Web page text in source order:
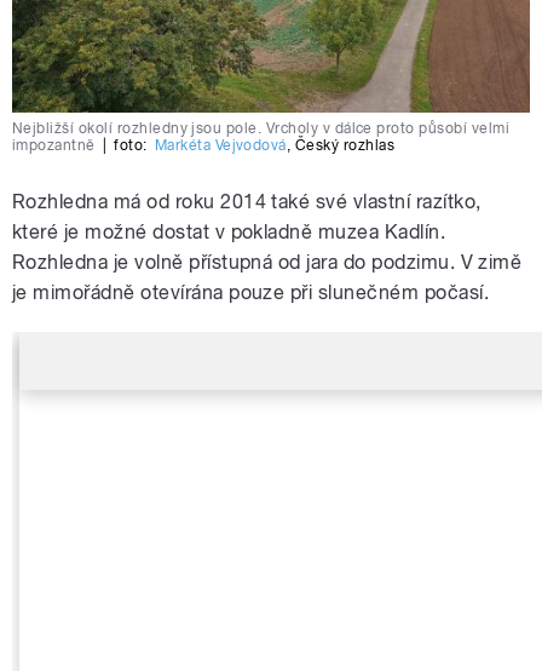
Nejbližší okolí rozhledny jsou pole. Vrcholy v dálce proto působí velmi
impozantně
foto: Markéta Vejvodová Český rozhlas
Rozhledna má od roku 2014 také své vlastní razítko,
které je možné dostat v pokladně muzea Kadlín.
Rozhledna je volně přístupná od jara do podzimu. V zimě
je mimořádně otevírána pouze při slunečném počasí.